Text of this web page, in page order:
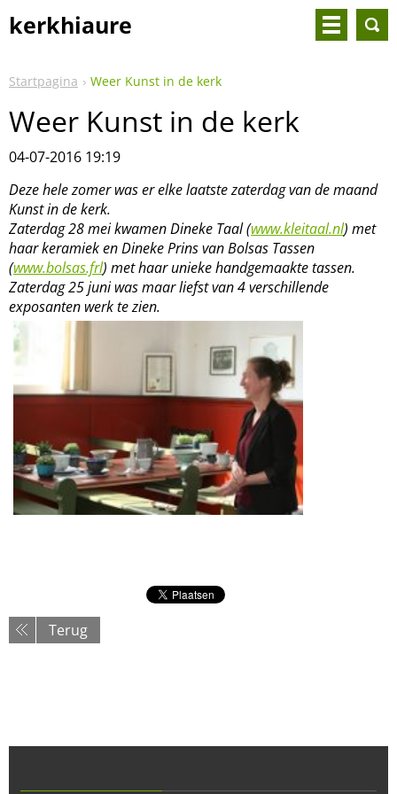
kerkhiaure
Startpagina Weer Kunst in de kerk
Weer Kunst in de kerk
04-07-2016 19:19
Deze hele zomer was er elke laatste zaterdag van de maand
Kunst in de kerk.
Zaterdag 28 mei kwamen Dineke Taal (www.kleitaal.nl) met
haar keramiek en Dineke Prins van Bolsas Tassen
(www.bolsas.frl) met haar unieke handgemaakte tassen.
Zaterdag 25 juni was maar liefst van 4 verschillende
exposanten werk te zien.
Terug